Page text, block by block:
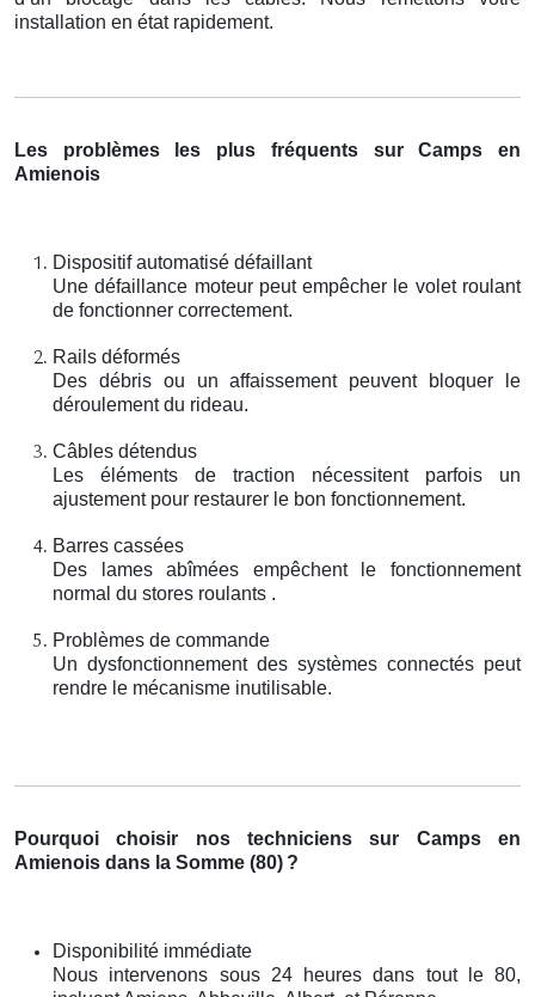
installation en état rapidement.
Les problèmes les plus fréquents sur Camps en
Amienois
Dispositif automatisé défaillant
Une défaillance moteur peut empêcher le volet roulant
de fonctionner correctement.
Rails déformés
Des débris ou un affaissement peuvent bloquer le
déroulement du rideau.
Câbles détendus
Les éléments de traction nécessitent parfois un
ajustement pour restaurer le bon fonctionnement.
Barres cassées
Des lames abîmées empêchent le fonctionnement
normal du stores roulants .
Problèmes de commande
Un dysfonctionnement des systèmes connectés peut
rendre le mécanisme inutilisable.
Pourquoi choisir nos techniciens sur Camps en
Amienois dans la Somme (80) ?
Disponibilité immédiate
Nous intervenons sous 24 heures dans tout le 80,